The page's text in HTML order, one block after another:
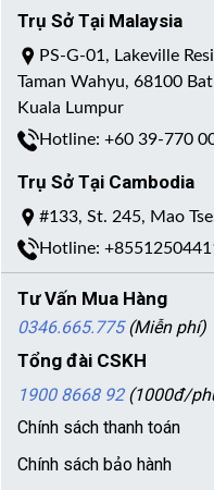
Trụ Sở Tại Malaysia
PS-G-01, Lakeville
Taman Wahyu, 68100
Kuala Lumpur
Hotline: +60 39-770
Trụ Sở Tại Cambodia
#133, St. 245, Mao
Hotline:
Tư Vấn Mua Hàng
0346.665.775 (Miễn phí)
Tổng đài CSKH
1900 8668 92 (1000đ/
Chính sách thanh toán
Chính sách bảo hành